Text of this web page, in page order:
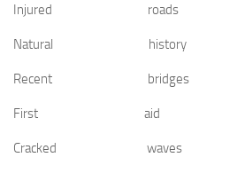
Injured roads
Natural history
Recent bridges
First aid
Cracked waves